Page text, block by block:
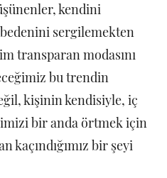
kendini
sergilemekten
transparan modasını
bu trendin
kişinin kendisiyle, iç
bir anda örtmek için
kaçındığımız bir şeyi